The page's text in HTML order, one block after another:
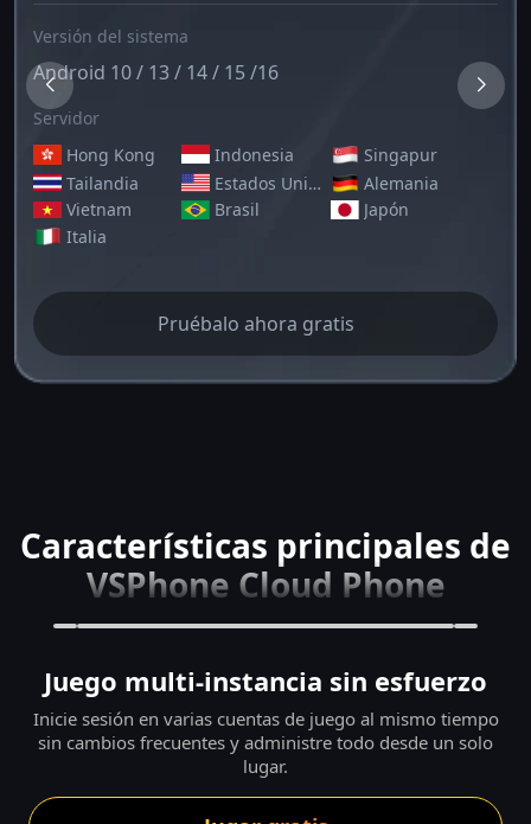
Versión del sistema
Android 10 / 13 / 14 / 15 /16
Servidor
Hong Kong
Indonesia
Singapur
Tailandia
Estados Unidos
Alemania
Vietnam
Brasil
Japón
Italia
Pruébalo ahora gratis
Características principales de
VSPhone Cloud Phone
Juego multi-instancia sin esfuerzo
Inicie sesión en varias cuentas de juego al mismo tiempo
sin cambios frecuentes y administre todo desde un solo
lugar.